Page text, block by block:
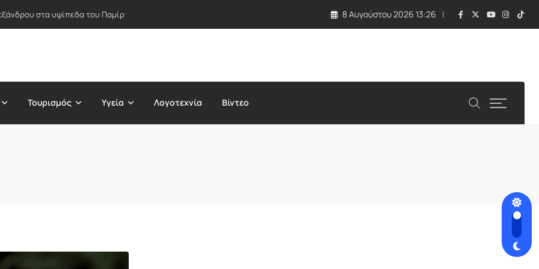
στα υψίπεδα του Παμίρ 8 Αυγούστου 2026 13:26
Τουρισμός Υγεία Λογοτεχνία Βίντεο